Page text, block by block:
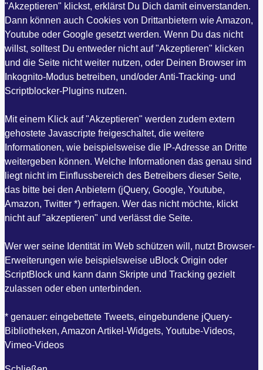
"Akzeptieren" klickst, erklärst Du Dich damit einverstanden.
Dann können auch Cookies von Drittanbietern wie Amazon,
Youtube oder Google gesetzt werden. Wenn Du das nicht
willst, solltest Du entweder nicht auf "Akzeptieren" klicken
und die Seite nicht weiter nutzen, oder Deinen Browser im
Inkognito-Modus betreiben, und/oder Anti-Tracking- und
Scriptblocker-Plugins nutzen.
Mit einem Klick auf "Akzeptieren" werden zudem extern
gehostete Javascripte freigeschaltet, die weitere
Informationen, wie beispielsweise die IP-Adresse an Dritte
weitergeben können. Welche Informationen das genau sind
liegt nicht im Einflussbereich des Betreibers dieser Seite,
das bitte bei den Anbietern (jQuery, Google, Youtube,
Amazon, Twitter *) erfragen. Wer das nicht möchte, klickt
nicht auf "akzeptieren" und verlässt die Seite.
Wer wer seine Identität im Web schützen will, nutzt Browser-
Erweiterungen wie beispielsweise uBlock Origin oder
ScriptBlock und kann dann Skripte und Tracking gezielt
zulassen oder eben unterbinden.
* genauer: eingebettete Tweets, eingebundene jQuery-
Bibliotheken, Amazon Artikel-Widgets, Youtube-Videos,
Vimeo-Videos